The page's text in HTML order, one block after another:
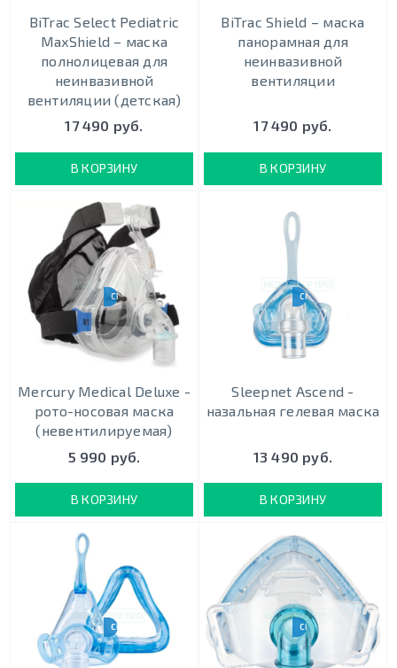
BiTrac Select Pediatric
MaxShield – маска
полнолицевая для
неинвазивной
вентиляции (детская)
17 490 руб.
В КОРЗИНУ
BiTrac Shield – маска
панорамная для
неинвазивной
вентиляции
17 490 руб.
В КОРЗИНУ
CPAP-BPAP-НВЛ
Mercury Medical Deluxe -
рото-носовая маска
(невентилируемая)
5 990 руб.
В КОРЗИНУ
CPAP-BPAP-НВЛ
Sleepnet Ascend -
назальная гелевая маска
13 490 руб.
В КОРЗИНУ
CPAP-BPAP-НВЛ CPAP-BPAP-НВЛ